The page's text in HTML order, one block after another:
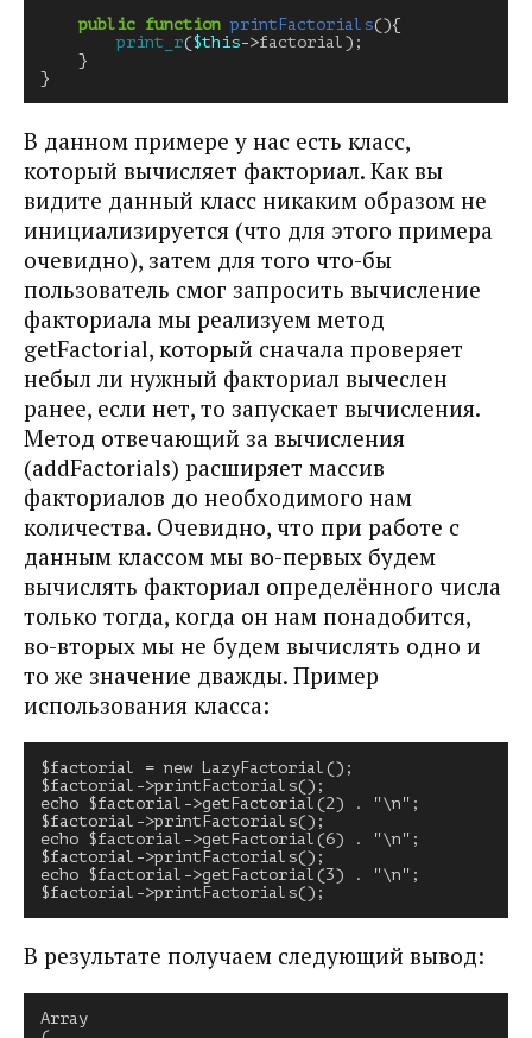
public function printFactorials(){
print_r($this->factorial );
}
}
В данном примере у нас есть класс,
который вычисляет факториал. Как вы
видите данный класс никаким образом не
инициализируется (что для этого примера
очевидно), затем для того что-бы
пользователь смог запросить вычисление
факториала мы реализуем метод
getFactorial, который сначала проверяет
небыл ли нужный факториал вычеслен
ранее, если нет, то запускает вычисления.
Метод отвечающий за вычисления
(addFactorials) расширяет массив
факториалов до необходимого нам
количества. Очевидно, что при работе с
данным классом мы во-первых будем
вычислять факториал определённого числа
только тогда, когда он нам понадобится,
во-вторых мы не будем вычислять одно и
то же значение дважды. Пример
использования класса:
$factorial = new LazyFactorial();
$factorial->printFactorials();
echo $factorial->getFactorial(2) . "\n";
$factorial->printFactorials();
echo $factorial->getFactorial(6) . "\n";
$factorial->printFactorials();
echo $factorial->getFactorial(3) . "\n";
$factorial->printFactorials();
В результате получаем следующий вывод:
Array